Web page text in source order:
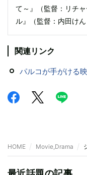
て～』（監督：リチ
ル』（監督：内田け
関連リンク
パルコが手がける
HOME Movie,Drama